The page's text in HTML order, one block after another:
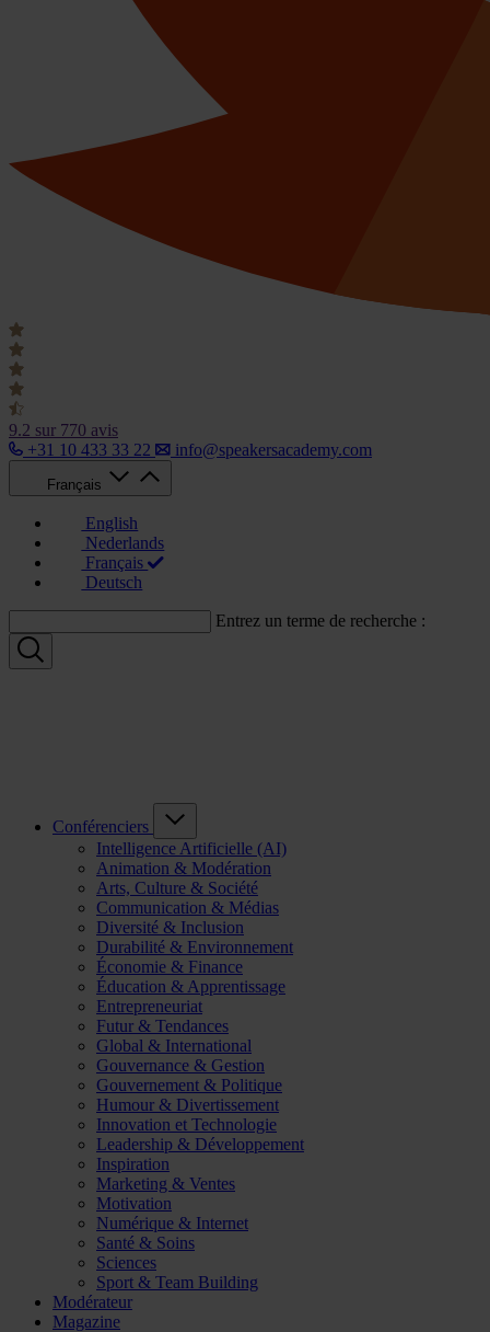
9.2 sur 770 avis
+31 10 433 33 22
info@speakersacademy.com
Français
English
Nederlands
Français
Deutsch
Entrez un terme de recherche :
Conférenciers
Intelligence Artificielle (AI)
Animation & Modération
Arts, Culture & Société
Communication & Médias
Diversité & Inclusion
Durabilité & Environnement
Économie & Finance
Éducation & Apprentissage
Entrepreneuriat
Futur & Tendances
Global & International
Gouvernance & Gestion
Gouvernement & Politique
Humour & Divertissement
Innovation et Technologie
Leadership & Développement
Inspiration
Marketing & Ventes
Motivation
Numérique & Internet
Santé & Soins
Sciences
Sport & Team Building
Modérateur
Magazine